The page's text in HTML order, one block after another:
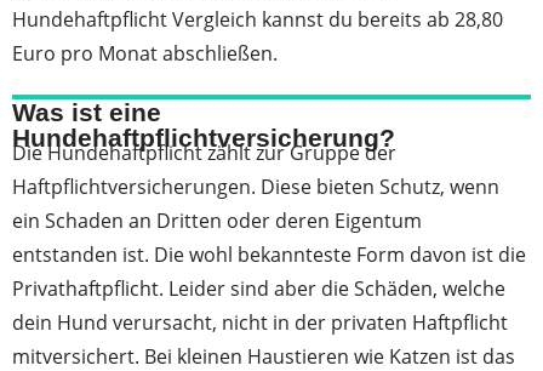
Hundehaftpflicht Vergleich kannst du bereits ab 28,80
Euro pro Monat abschließen.
Was ist eine
Hundehaftpflichtversicherung?
Die Hundehaftpflicht zählt zur Gruppe der
Haftpflichtversicherungen. Diese bieten Schutz, wenn
ein Schaden an Dritten oder deren Eigentum
entstanden ist. Die wohl bekannteste Form davon ist die
Privathaftpflicht. Leider sind aber die Schäden, welche
dein Hund verursacht, nicht in der privaten Haftpflicht
mitversichert. Bei kleinen Haustieren wie Katzen ist das